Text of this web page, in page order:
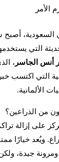
الأمر
أصبح
التي
أنس الجاسر ،
الألمانية.
من الذراعين؟
على إزالة
ويُعد خيارًا
جيدة،